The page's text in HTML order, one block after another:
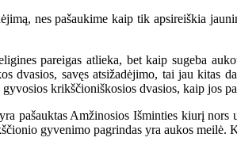
nes pašaukime kaip tik apsireiškia
pareigas atlieka, bet kaip sugeba
dvasios, savęs atsižadėjimo, tai jau kitas
krikščioniškosios dvasios, kaip jos
pašauktas Amžinosios Išminties kiurį
gyvenimo pagrindas yra aukos meilė.